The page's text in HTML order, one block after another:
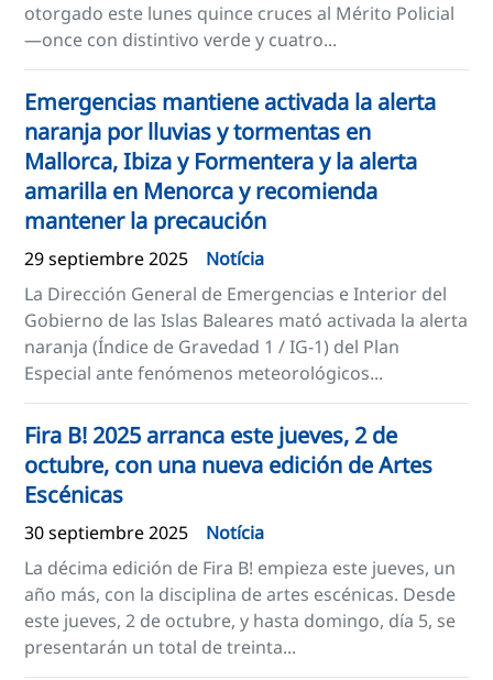
otorgado este lunes quince cruces al Mérito Policial
—once con distintivo verde y cuatro...
Emergencias mantiene activada la alerta
naranja por lluvias y tormentas en
Mallorca, Ibiza y Formentera y la alerta
amarilla en Menorca y recomienda
mantener la precaución
29 septiembre 2025
Notícia
La Dirección General de Emergencias e Interior del
Gobierno de las Islas Baleares mató activada la alerta
naranja (Índice de Gravedad 1 / IG-1) del Plan
Especial ante fenómenos meteorológicos...
Fira B! 2025 arranca este jueves, 2 de
octubre, con una nueva edición de Artes
Escénicas
30 septiembre 2025
Notícia
La décima edición de Fira B! empieza este jueves, un
año más, con la disciplina de artes escénicas. Desde
este jueves, 2 de octubre, y hasta domingo, día 5, se
presentarán un total de treinta...